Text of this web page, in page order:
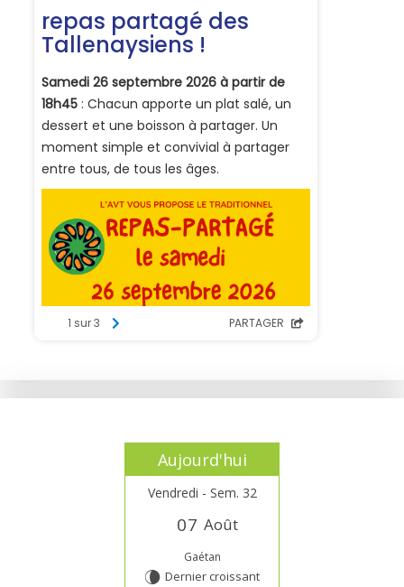
Aujourd'hui
Vendredi - Sem. 32
07 Août
Gaétan
V Dernier croissant